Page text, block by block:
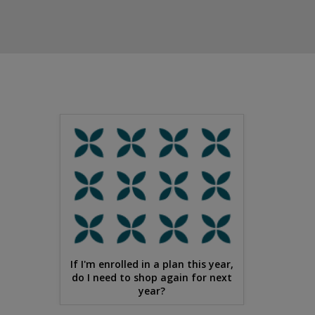
If I'm enrolled in a plan this year,
do I need to shop again for next
year?